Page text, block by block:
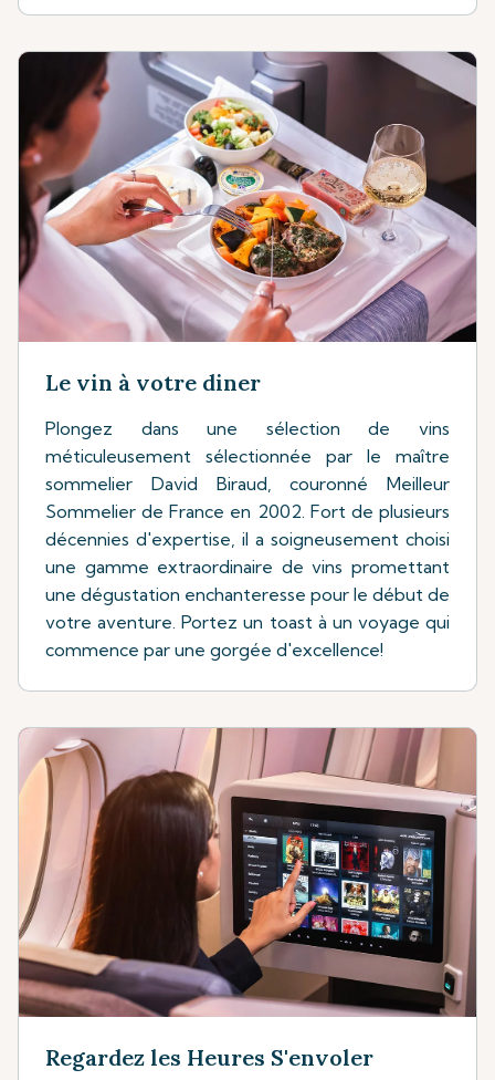
Le vin à votre diner
Plongez dans une sélection de vins
méticuleusement sélectionnée par le maître
sommelier David Biraud, couronné Meilleur
Sommelier de France en 2002. Fort de plusieurs
décennies d'expertise, il a soigneusement choisi
une gamme extraordinaire de vins promettant
une dégustation enchanteresse pour le début de
votre aventure. Portez un toast à un voyage qui
commence par une gorgée d'excellence!
Regardez les Heures S'envoler